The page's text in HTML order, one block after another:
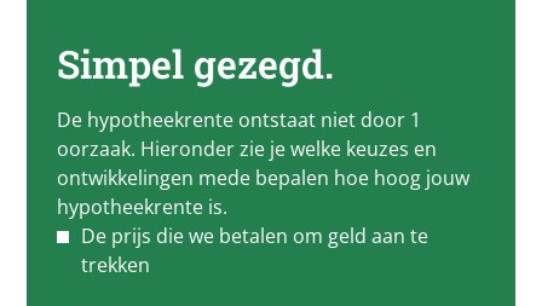
Simpel gezegd.
De hypotheekrente ontstaat niet door 1
oorzaak. Hieronder zie je welke keuzes en
ontwikkelingen mede bepalen hoe hoog jouw
hypotheekrente is.
De prijs die we betalen om geld aan te
trekken